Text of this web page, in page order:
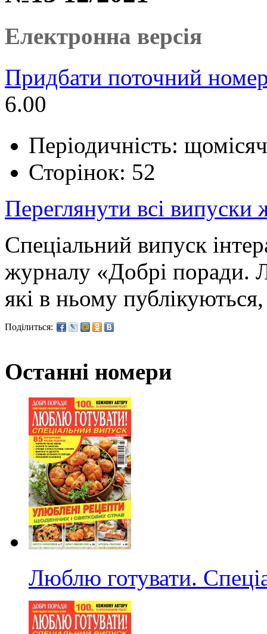
Електронна версія
Придбати поточний
6.00
Періодичність:
Сторінок: 52
Переглянути всі випуски
Спеціальний випуск
журналу «Добрі поради.
які в ньому
Поділиться:
Останні номери
Люблю готувати.